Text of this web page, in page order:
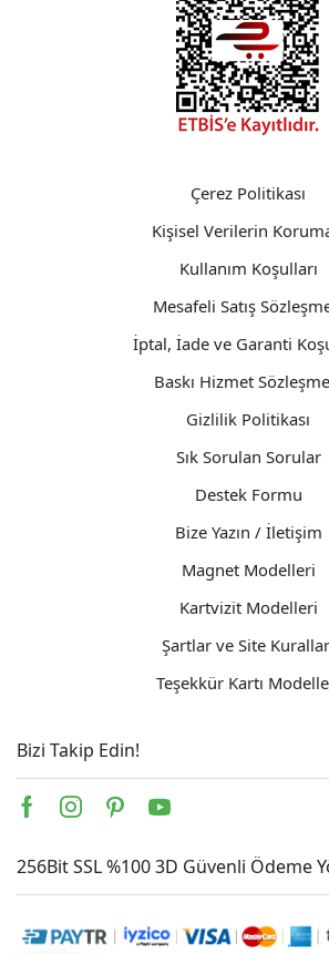
Çerez Politikası
Kişisel Verilerin
Kullanım Koşulları
Mesafeli Satış
İptal, İade ve Garanti
Baskı Hizmet
Gizlilik Politikası
Sık Sorulan Sorular
Destek Formu
Bize Yazın / İletişim
Magnet Modelleri
Kartvizit Modelleri
Şartlar ve Site
Teşekkür Kartı
Bizi Takip Edin!
Facebook
Instagram
PinterestYoutube
256Bit SSL %100 3D Güvenli Ödeme